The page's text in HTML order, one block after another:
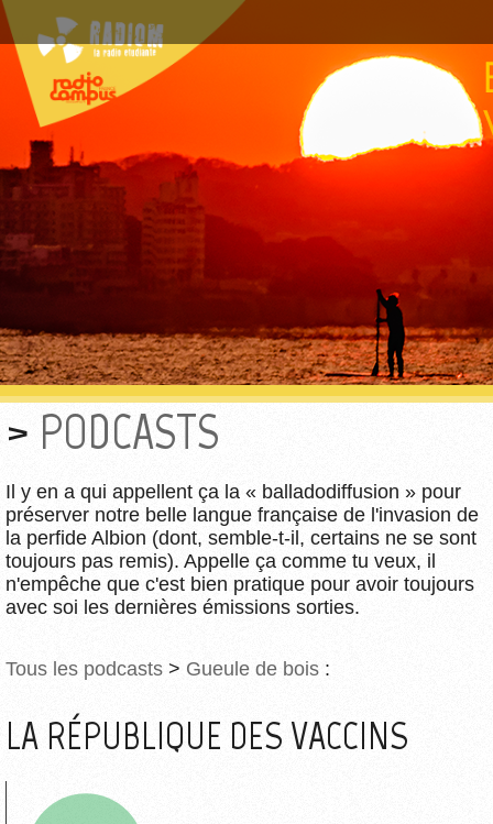
PODCASTS
Il y en a qui appellent ça la « balladodiffusion » pour
préserver notre belle langue française de l'invasion de
la perfide Albion (dont, semble-t-il, certains ne se sont
toujours pas remis). Appelle ça comme tu veux, il
n'empêche que c'est bien pratique pour avoir toujours
avec soi les dernières émissions sorties.
Tous les podcasts > Gueule de bois :
LA RÉPUBLIQUE DES VACCINS